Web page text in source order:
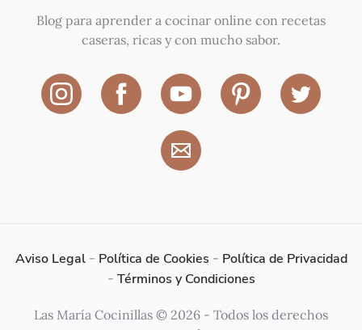
Blog para aprender a cocinar online con recetas
caseras, ricas y con mucho sabor.
Aviso Legal- Política de Cookies - Política de Privacidad
- Términos y Condiciones
Las María Cocinillas © 2026 - Todos los derechos